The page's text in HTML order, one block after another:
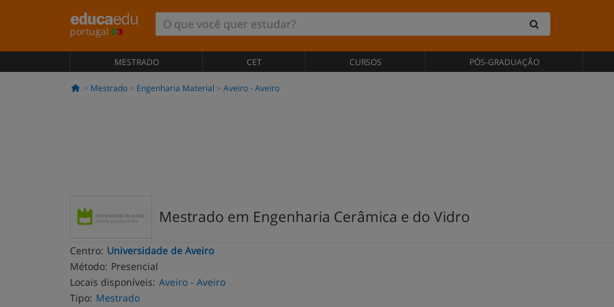
portugal
MESTRADO CET CURSOS PÓS-GRADUAÇÃO
Mestrado Engenharia Material Aveiro - Aveiro
Mestrado em Engenharia Cerâmica e do Vidro
Centro: Universidade de Aveiro
Método: Presencial
Locais disponíveis: Aveiro - Aveiro
Tipo: Mestrado